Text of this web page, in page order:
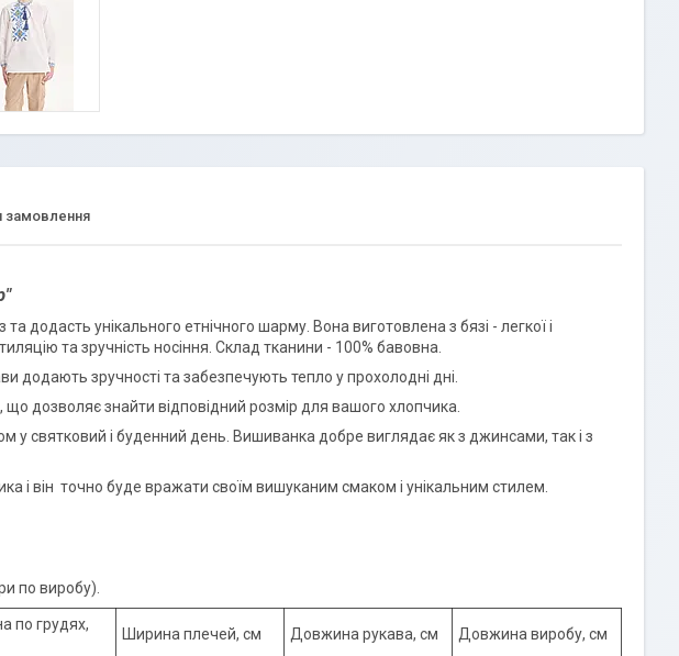
замовлення
додасть унікального етнічного шарму. Вона виготовлена з бязі - легкої і
та зручність носіння. Склад тканини - 100% бавовна.
додають зручності та забезпечують тепло у прохолодні дні.
що дозволяє знайти відповідний розмір для вашого хлопчика.
у святковий і буденний день. Вишиванка добре виглядає як з джинсами, так і з
і він точно буде вражати своїм вишуканим смаком і унікальним стилем.
по виробу).
по грудях,
Ширина плечей, см Довжина рукава, см Довжина виробу, см